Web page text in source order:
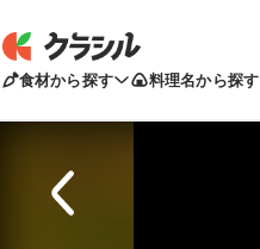
食材から探す 料理名から探す